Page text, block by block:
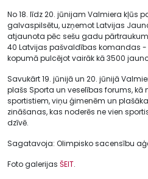
No 18. līdz 20. jūnijam Valmiera kļūs
galvaspilsētu, uzņemot Latvijas
atjaunota pēc sešu gadu
40 Latvijas pašvaldības komandas
kopumā pulcējot vairāk kā 3500
Savukārt 19. jūnijā un 20. jūnijā
plašs Sporta un veselības forums, kā
sportistiem, viņu ģimenēm un
zināšanas, kas noderēs ne vien
dzīvē.
Sagatavoja: Olimpisko sacensību
Foto galerijas ŠEIT.